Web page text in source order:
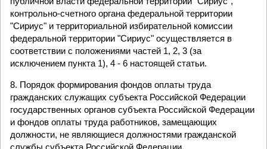
контрольно-счетного органа федеральной территории
"Сириус" и территориальной избирательной комиссии
федеральной территории "Сириус" осуществляется в
соответствии с положениями частей 1, 2, 3 (за
исключением пункта 1), 4 - 6 настоящей статьи.
8. Порядок формирования фондов оплаты труда
гражданских служащих субъекта Российской Федерации
государственных органов субъекта Российской Федерации
и фондов оплаты труда работников, замещающих
должности, не являющиеся должностями гражданской
службы субъекта Российской Федерации,